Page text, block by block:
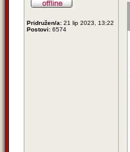
Pridružen/a: 21 lip 2023, 13:22
Postovi: 6574